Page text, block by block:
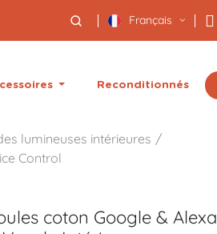
Français
Reconditionnés
lumineuses intérieures
Control
coton Google & Alexa